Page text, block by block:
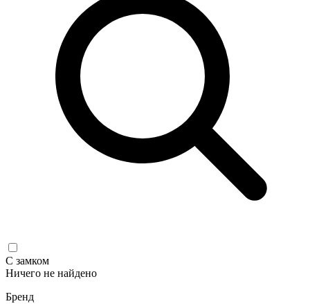
С замком
Ничего не найдено
Бренд